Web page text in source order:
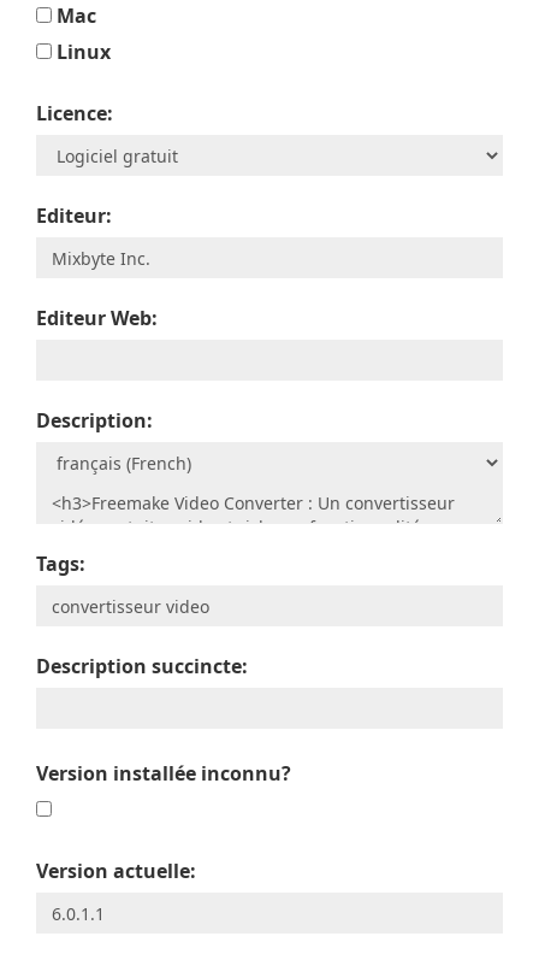
Mac
Linux
Licence:
Editeur:
Editeur Web:
Description:
Tags:
Description succincte:
Version installée inconnu?
Version actuelle: